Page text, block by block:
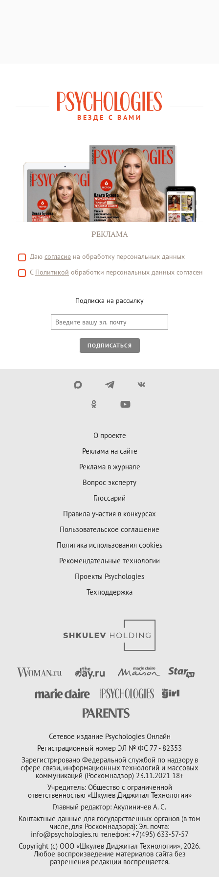
ВЕЗДЕ С ВАМИ
РЕКЛАМА
Даю согласие на обработку персональных данных
С Политикой обработки персональных данных согласен
Подписка на рассылку
ПОДПИСАТЬСЯ
О проекте
Реклама на сайте
Реклама в журнале
Вопрос эксперту
Глоссарий
Правила участия в конкурсах
Пользовательское соглашение
Политика использования cookies
Рекомендательные технологии
Проекты Psychologies
Техподдержка
Сетевое издание Psychologies Онлайн
Регистрационный номер ЭЛ № ФС 77 - 82353
Зарегистрировано Федеральной службой по надзору в
сфере связи, информационных технологий и массовых
коммуникаций (Роскомнадзор) 23.11.2021 18+
Учредитель: Общество с ограниченной
ответственностью «Шкулёв Диджитал Технологии»
Главный редактор: Акулиничев А. С.
Контактные данные для государственных органов (в том
числе, для Роскомнадзора): Эл. почта:
info@psychologies.ru телефон: +7(495) 633-57-57
Copyright (с) ООО «Шкулёв Диджитал Технологии», 2026.
Любое воспроизведение материалов сайта без
разрешения редакции воспрещается.